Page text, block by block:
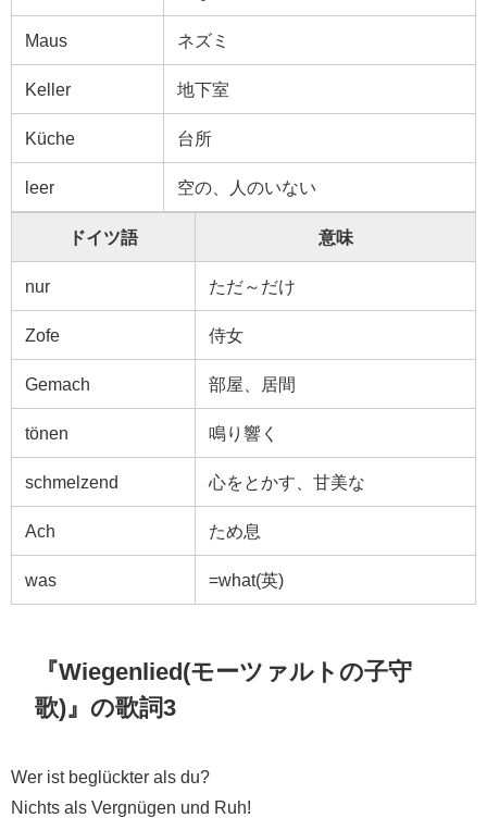
Maus ネズミ
Keller 地下室
Küche 台所
leer 空の、人のいない
ドイツ語 意味
nur ただ～だけ
Zofe 侍女
Gemach 部屋、居間
tönen 鳴り響く
schmelzend 心をとかす、甘美な
Ach ため息
was =what(英)
『Wiegenlied(モーツァルトの子守
歌)』の歌詞3
Wer ist beglückter als du?
Nichts als Vergnügen und Ruh!